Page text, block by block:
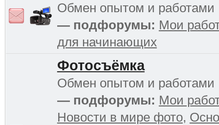
Обмен опытом и работами
— подфорумы: Мои
для начинающих
Фотосъёмка
Обмен опытом и работами
— подфорумы: Мои
Новости в мире фото,